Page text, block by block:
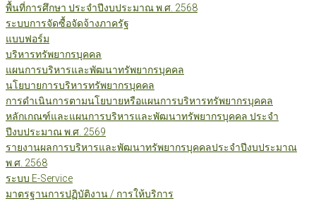
พื้นที่การศึกษา ประจำปีงบประมาณ พ.ศ. 2568
ระบบการจัดซื้อจัดจ้างภาครัฐ
แบบฟอร์ม
บริหารทรัพยากรบุคคล
แผนการบริหารและพัฒนาทรัพยากรบุคคล
นโยบายการบริหารทรัพยากรบุคคล
การดำเนินการตามนโยบายหรือแผนการบริหารทรัพยากรบุคคล
หลักเกณฑ์และแผนการบริหารและพัฒนาทรัพยากรบุคคล ประจำ
ปีงบประมาณ พ.ศ. 2569
รายงานผลการบริหารและพัฒนาทรัพยากรบุคคลประจำปีงบประมาณ
พ.ศ. 2568
ระบบ E-Service
มาตรฐานการปฏิบัติงาน / การให้บริการ